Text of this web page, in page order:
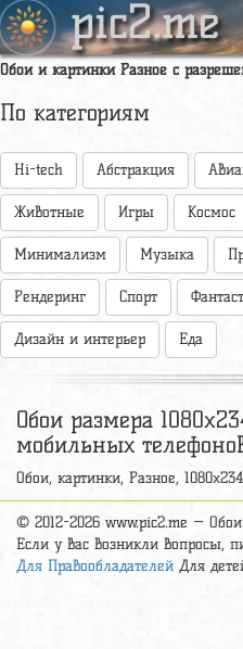
pic2.me
Обои и картинки Разное с
По категориям
Hi-tech Абстракция
Животные Игры Космос
Минимализм Музыка
Рендеринг Спорт
Дизайн и интерьер Еда
Обои размера
мобильных
Обои, картинки, Разное,
© 2012-2026 www.pic2.me —
Если у вас возникли вопросы,
Для Правообладателей Для